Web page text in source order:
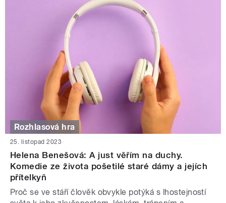
Rozhlasová hra
25. listopad 2023
Helena Benešová: A just věřím na duchy.
Komedie ze života pošetilé staré dámy a jejích
přítelkyň
Proč se ve stáří člověk obvykle potýká s lhostejností